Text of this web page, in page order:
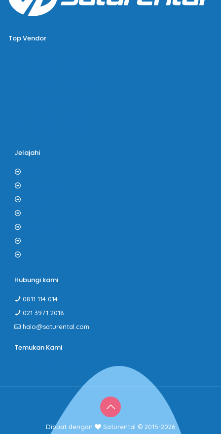
Top Vendor
Jelajahi
Hubungi kami
0811 114 014
021 3971 2018
halo@saturental.com
Temukan Kami
Dibuat dengan Saturental © 2015-2026